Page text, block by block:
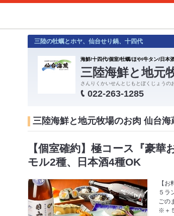
三陸の牡蠣とホヤ、仙台せり鍋、十四代
海鮮/十四代/個室/牡蠣/ほや/牛タン/日本
三陸海鮮と地
さんりくかいせんとじもとぼくじょう
022-263-1285
三陸海鮮と地元牧場のお肉 仙台
【個室確約】極コース『豪
モル2種、日本酒4種OK
【
５ラ
ごの
※＋